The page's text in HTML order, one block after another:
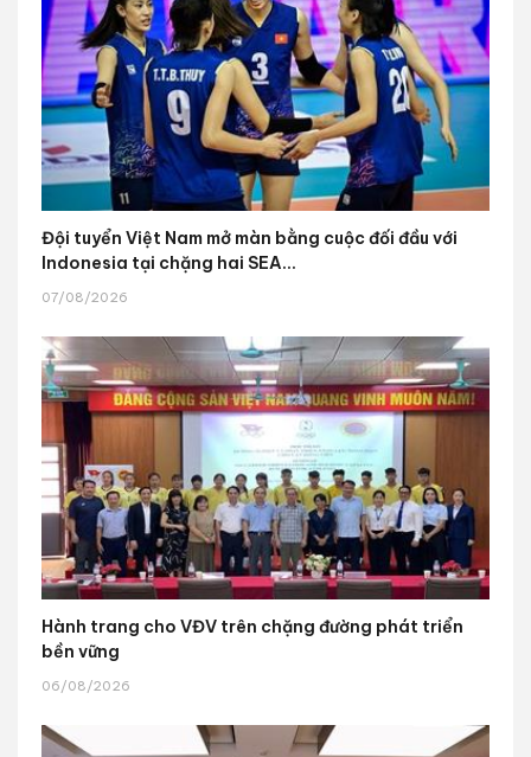
Đội tuyển Việt Nam mở màn bằng cuộc đối đầu với
Indonesia tại chặng hai SEA...
07/08/2026
Hành trang cho VĐV trên chặng đường phát triển
bền vững
06/08/2026